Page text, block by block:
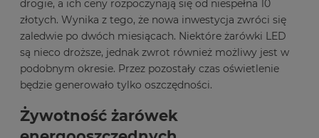
drogie, a ich ceny rozpoczynają się od niespełna 10
złotych. Wynika z tego, że nowa inwestycja zwróci się
zaledwie po dwóch miesiącach. Niektóre żarówki LED
są nieco droższe, jednak zwrot również możliwy jest w
podobnym okresie. Przez pozostały czas oświetlenie
będzie generowało tylko oszczędności.
Żywotność żarówek